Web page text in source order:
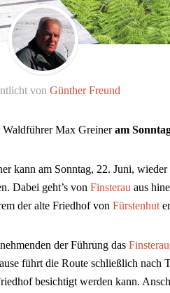
von Günther Freund
Max Greineram
kann am Sonntag, 22. Juni, wieder
Dabei geht’s von Finsterau aus
der alte Friedhof von Fürstenhut
der Führung das
führt die Route schließlich nach
besichtigt werden kann.